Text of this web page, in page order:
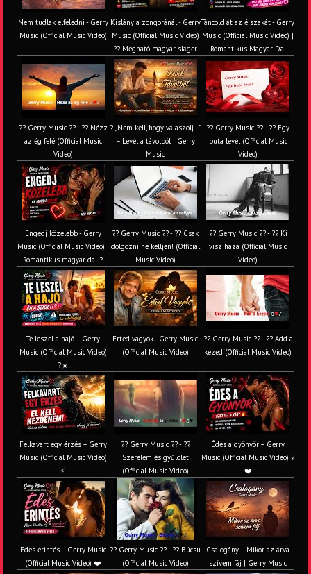
Nem tudlak elfeledni - Gerry
Music (Official Music Video)
Kislány a zongoránál - Gerry
Music (Official Music Video)
?? Megható magyar sláger
Táncold át az éjszakát - Gerry
Music (Official Music Video) |
Romantikus Magyar Dal
?? Gerry Music ?? - ?? Nézz
az ég felé (Official Music
Video)
? „Nem kell, hogy válaszolj…”
– Levél a távolból | Gerry
Music
?? Gerry Music ?? - ?? Egy
buta levél (Official Music
Video)
Engedj közelebb - Gerry
Music (Official Music Video) |
Romantikus magyar dal ?
?? Gerry Music ?? - ?? Csak
dolgozni ne kelljen! (Official
Music Video)
?? Gerry Music ?? - ?? Ki
visz haza (Official Music
Video)
Te leszel a hajó – Gerry
Music (Official Music Video)
?☀️
Érted vagyok - Gerry Music
(Official Music Video)
?? Gerry Music ?? - ?? Add a
kezed (Official Music Video)
Felkavart egy érzés – Gerry
Music (Official Music Video)
⚡
?? Gerry Music ?? - ??
Szerelem és gyűlölet
(Official Music Video)
Édes a gyönyör – Gerry
Music (Official Music Video) ?
❤️
Édes érintés – Gerry Music
(Official Music Video) ❤️
?? Gerry Music ?? - ?? Búcsú
(Official Music Video)
Csalogány – Mikor az árva
szívem fáj | Gerry Music